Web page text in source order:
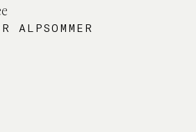
ALPSOMMER